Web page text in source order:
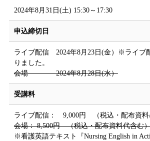
2024年8月31日(土) 15:30～17:30
申込締切日
ライブ配信 2024年8月23日(金）※ライブ
りました。
会場 2024年8月28日(水）
受講料
ライブ配信： 9,000円 （税込・配布資料/
会場： 8,500円 （税込・配布資料代含む
※看護英語テキスト『Nursing English in